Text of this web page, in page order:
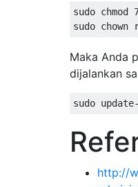
sudo
Maka Anda
dijalankan
http://